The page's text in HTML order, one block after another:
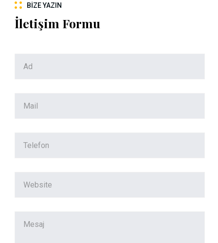
BIZE YAZIN
İletişim Formu